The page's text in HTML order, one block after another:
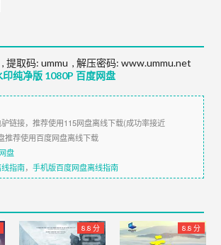
纯净版 1080P 百度网盘
, 提取码: ummu , 解压密码: www.ummu.net
链接，推荐使用115网盘离线下载(成功率接近
推荐使用百度网盘离线下载
盘
指南， 手机版百度网盘离线指南
8.8 分 8.8 分